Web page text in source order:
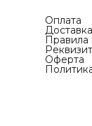
Оплата
Доставка
Правила
Оферта